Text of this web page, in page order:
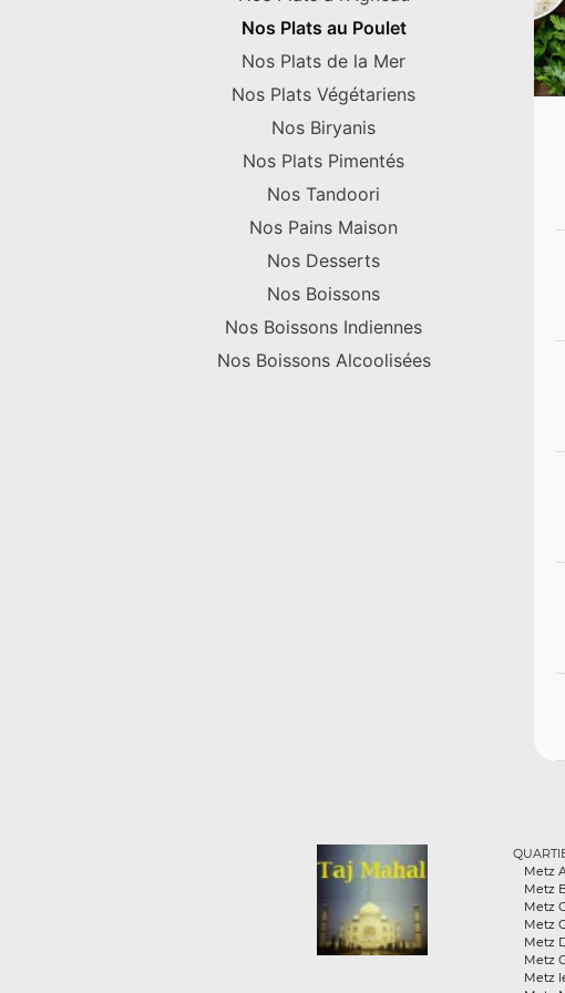
Nos Plats au Poulet
Nos Plats de la Mer
Nos Plats Végétariens
Nos Biryanis
Nos Plats Pimentés
Nos Tandoori
Nos Pains Maison
Nos Desserts
Nos Boissons
Nos Boissons Indiennes
Nos Boissons Alcoolisées
Metz
Metz
Metz
Metz
Metz
Metz
Metz